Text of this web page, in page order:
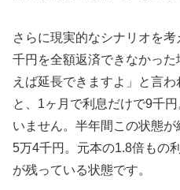
さらに現実的なシナリオを
千円を全額返済できなかっ
えば延長できますよ」と言
と、1ヶ月で利息だけで9千
いません。半年間この状態
5万4千円。元本の1.8倍もの
が残っている状態です。